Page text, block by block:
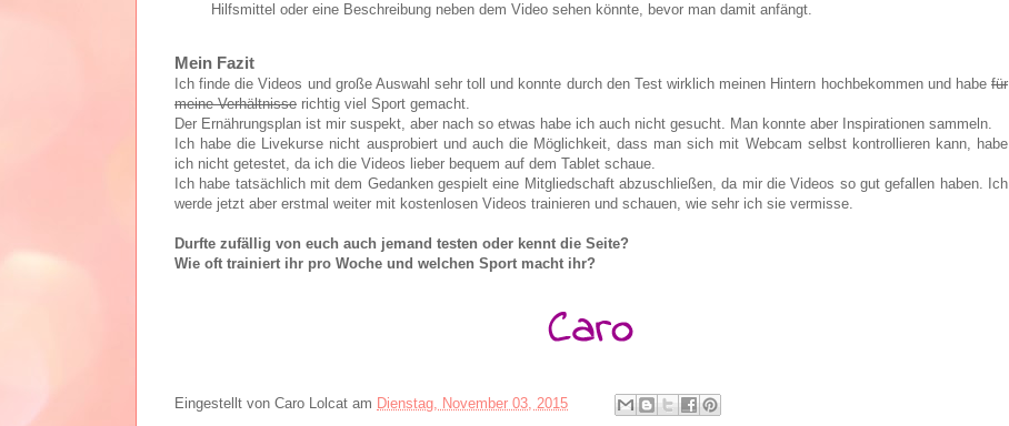
Hilfsmittel oder eine Beschreibung neben dem Video sehen könnte, bevor man damit anfängt.
Mein Fazit
Ich finde die Videos und große Auswahl sehr toll und konnte durch den Test wirklich meinen Hintern hochbekommen und habe für
meine Verhältnisse richtig viel Sport gemacht.
Der Ernährungsplan ist mir suspekt, aber nach so etwas habe ich auch nicht gesucht. Man konnte aber Inspirationen sammeln.
Ich habe die Livekurse nicht ausprobiert und auch die Möglichkeit, dass man sich mit Webcam selbst kontrollieren kann, habe
ich nicht getestet, da ich die Videos lieber bequem auf dem Tablet schaue.
Ich habe tatsächlich mit dem Gedanken gespielt eine Mitgliedschaft abzuschließen, da mir die Videos so gut gefallen haben. Ich
werde jetzt aber erstmal weiter mit kostenlosen Videos trainieren und schauen, wie sehr ich sie vermisse.
Durfte zufällig von euch auch jemand testen oder kennt die Seite?
Wie oft trainiert ihr pro Woche und welchen Sport macht ihr?
Eingestellt von Caro Lolcat am Dienstag, November 03, 2015